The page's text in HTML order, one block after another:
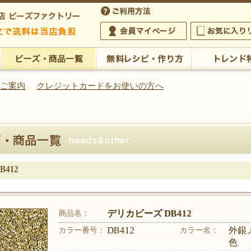
リーの専門店
ビーズファクトリー 5,000円以上のご注文で送料は当店が負担
以上のご注文で送料は当店が負担いたします
会員マイページ
お気に入りリ
案内 クレジットカードをお使いの方へ
商品名： デリカビーズ DB412
カラー番号： DB412 カラー名：
外銀
色